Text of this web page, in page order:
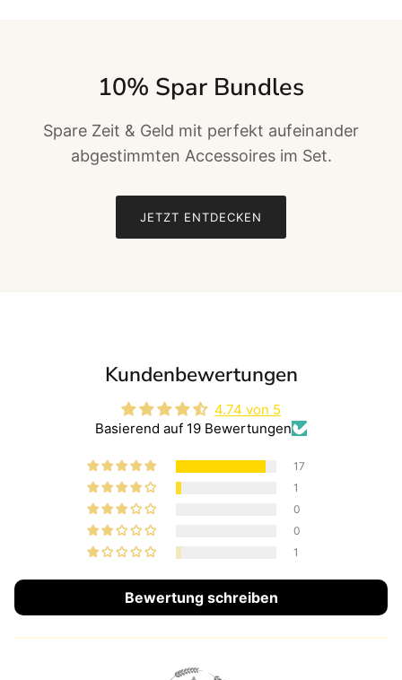
10% Spar Bundles
Spare Zeit & Geld mit perfekt aufeinander
abgestimmten Accessoires im Set.
JETZT ENTDECKEN
Kundenbewertungen
4.74 von 5
Basierend auf 19 Bewertungen
17
1
0
0
1
Bewertung schreiben